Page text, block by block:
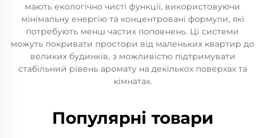
мають екологічно чисті функції, використовуючи
мінімальну енергію та концентровані формули, які
потребують менш частих поповнень. Ці системи
можуть покривати простори від маленьких квартир до
великих будинків, з можливістю підтримувати
стабільний рівень аромату на декількох поверхах та
кімнатах.
Популярні товари